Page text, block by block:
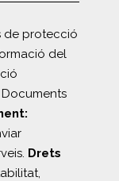
de protecció
del
Documents
Drets